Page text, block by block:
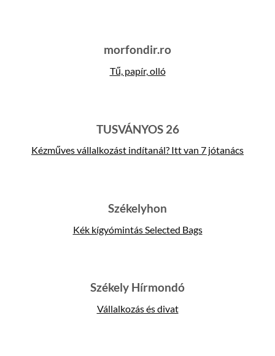
morfondir.ro
Tű, papír, olló
TUSVÁNYOS 26
Kézműves vállalkozást indítanál? Itt van 7 jótanács
Székelyhon
Kék kígyómintás Selected Bags
Székely Hírmondó
Vállalkozás és divat